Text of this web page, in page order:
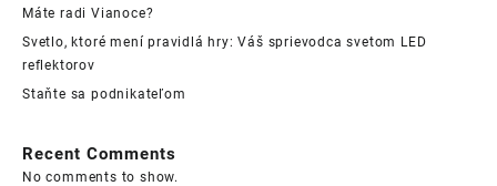
Máte radi Vianoce?
Svetlo, ktoré mení pravidlá hry: Váš sprievodca svetom LED
reflektorov
Staňte sa podnikateľom
Recent Comments
No comments to show.